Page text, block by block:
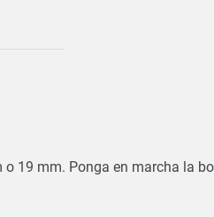
19 mm. Ponga en marcha la